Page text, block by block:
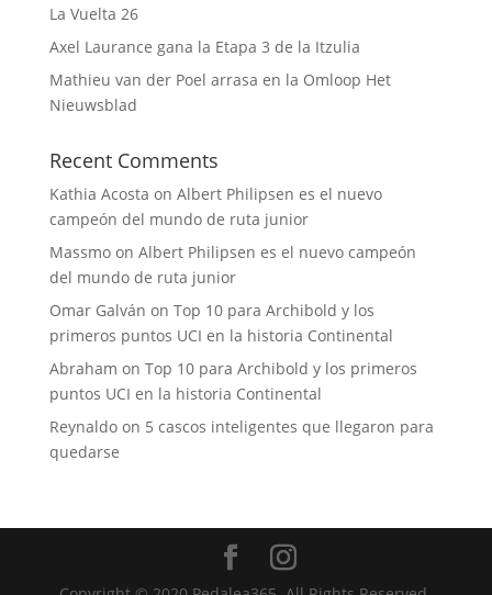
La Vuelta 26
Axel Laurance gana la Etapa 3 de la Itzulia
Mathieu van der Poel arrasa en la Omloop Het
Nieuwsblad
Recent Comments
Kathia Acosta on Albert Philipsen es el nuevo
campeón del mundo de ruta junior
Massmoon Albert Philipsen es el nuevo campeón
del mundo de ruta junior
Omar Galván on Top 10 para Archibold y los
primeros puntos UCI en la historia Continental
Abraham on Top 10 para Archibold y los primeros
puntos UCI en la historia Continental
Reynaldoon 5 cascos inteligentes que llegaron para
quedarse